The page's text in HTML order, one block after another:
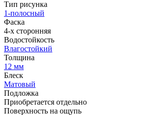
Тип рисунка
1-полосный
Фаска
4-х сторонняя
Водостойкость
Влагостойкий
Толщина
12 мм
Блеск
Матовый
Подложка
Приобретается отдельно
Поверхность на ощупь